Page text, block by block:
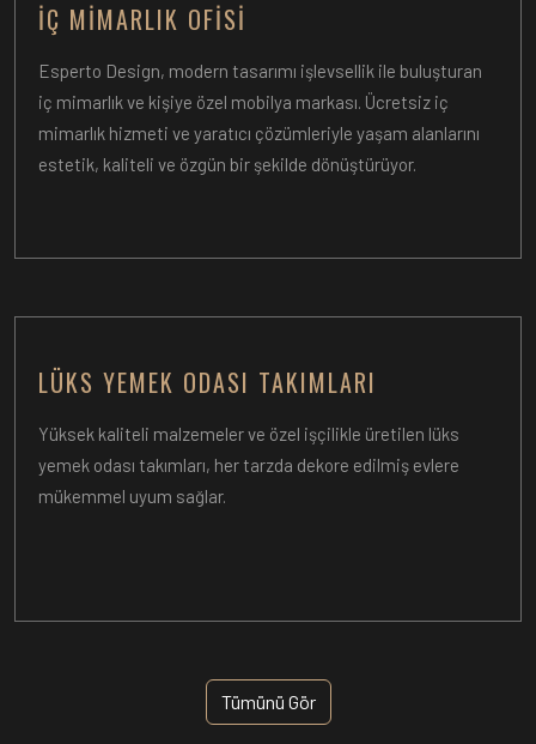
İÇ MIMARLIK OFISI
Esperto Design, modern tasarımı işlevsellik ile buluşturan
iç mimarlık ve kişiye özel mobilya markası. Ücretsiz iç
mimarlık hizmeti ve yaratıcı çözümleriyle yaşam alanlarını
estetik, kaliteli ve özgün bir şekilde dönüştürüyor.
LÜKS YEMEK ODASI TAKIMLARI
Yüksek kaliteli malzemeler ve özel işçilikle üretilen lüks
yemek odası takımları, her tarzda dekore edilmiş evlere
mükemmel uyum sağlar.
Tümünü Gör